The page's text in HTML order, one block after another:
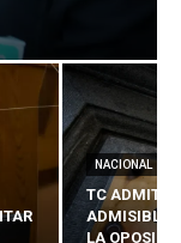
NACIONAL
TC ADMITE
ADMISIBLES
LA